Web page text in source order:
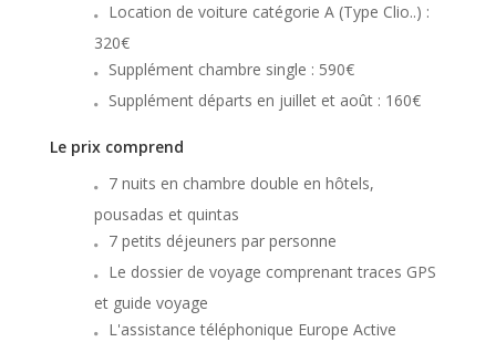
Location de voiture catégorie A (Type Clio..) :
320€
Supplément chambre single : 590€
Supplément départs en juillet et août : 160€
Le prix comprend
7 nuits en chambre double en hôtels,
pousadas et quintas
7 petits déjeuners par personne
Le dossier de voyage comprenant traces GPS
et guide voyage
L'assistance téléphonique Europe Active